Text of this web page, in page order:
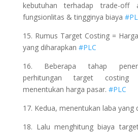
kebutuhan terhadap trade-off
fungsionlitas & tingginya biaya
15. Rumus Target Costing =
yang diharapkan #PLC
16. Beberapa tahap
perhitungan target costing
menentukan harga pasar. #PLC
17. Kedua, menentukan laba yang
18. Lalu menghitung biaya